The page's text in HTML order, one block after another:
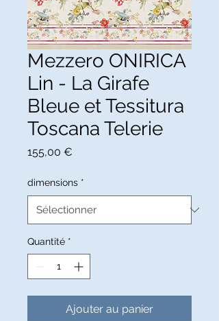
Mezzero ONIRICA
Lin - La Girafe
Bleue et Tessitura
Toscana Telerie
155,00 €
dimensions *
Quantité *
Ajouter au panier